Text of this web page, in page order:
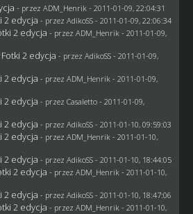
- przez ADM_Henrik - 2011-01-09, 22:04:31
2 edycja - przez AdikoSS - 2011-01-09, 22:06:34
2 edycja - przez ADM_Henrik - 2011-01-09,
2 edycja - przez AdikoSS - 2011-01-09,
2 edycja - przez ADM_Henrik - 2011-01-09,
2 edycja - przez Casaletto- 2011-01-09,
2 edycja - przez AdikoSS - 2011-01-10, 09:59:03
2 edycja - przez ADM_Henrik - 2011-01-10,
2 edycja - przez AdikoSS - 2011-01-10, 18:44:05
2 edycja - przez ADM_Henrik - 2011-01-10,
2 edycja - przez AdikoSS - 2011-01-10, 18:47:06
2 edycja - przez ADM_Henrik - 2011-01-10,